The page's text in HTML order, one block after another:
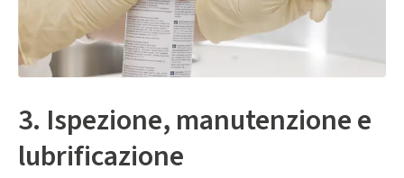
3. Ispezione, manutenzione e
lubrificazione